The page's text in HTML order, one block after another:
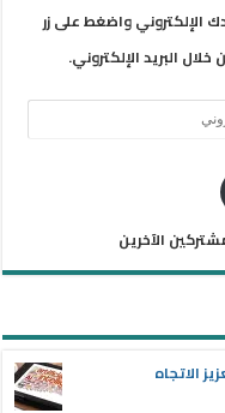
الإلكتروني واضغط على زر
البريد الإلكتروني.
الاتجاه